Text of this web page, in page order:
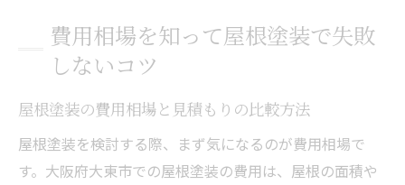
費用相場を知って屋根塗装で失敗
しないコツ
屋根塗装の費用相場と見積もりの比較方法
屋根塗装を検討する際、まず気になるのが費用相場で
す。大阪府大東市での屋根塗装の費用は、屋根の面積や